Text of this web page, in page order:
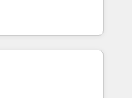
発。 企業のさま
戦略、設計・デザイン、
ーーーーー 【プロジェ
のオンライン施策か
会などのオフライン施策
豊富な”専門家集団”によ
で、戦略・企画などのコ
す。 また、2022
する書籍『業務効率化か